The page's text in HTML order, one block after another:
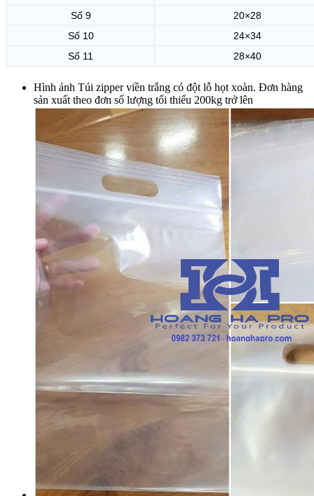
Số 9
20×28
Số 10
24×34
Số 11
28×40
Hình ảnh Túi zipper viền trắng có đột lỗ họt xoàn. Đơn hàng
sản xuất theo đơn số lượng tối thiểu 200kg trở lên